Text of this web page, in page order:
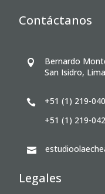
Contáctanos

Bernardo
San Isidro,

+51 (1) 219-
+51 (1) 219-

Legales